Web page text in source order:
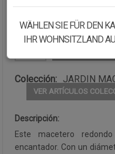
Colección: JARDIN
VER ARTÍCULOS
Descripción:
Este macetero
encantador. Con un
WÄHLEN SIE FÜR DEN
IHR WOHNSITZLAND